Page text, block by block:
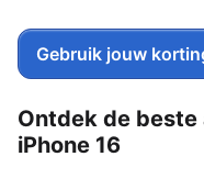
Gebruik jouw
Ontdek de
iPhone 16